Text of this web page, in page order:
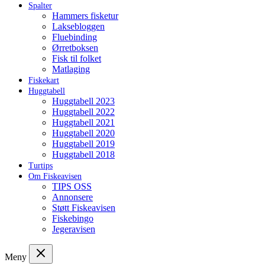
Spalter
Hammers fisketur
Laksebloggen
Fluebinding
Ørretboksen
Fisk til folket
Matlaging
Fiskekart
Huggtabell
Huggtabell 2023
Huggtabell 2022
Huggtabell 2021
Huggtabell 2020
Huggtabell 2019
Huggtabell 2018
Turtips
Om Fiskeavisen
TIPS OSS
Annonsere
Støtt Fiskeavisen
Fiskebingo
Jegeravisen
Meny